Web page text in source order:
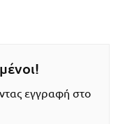
εγγραφή στο